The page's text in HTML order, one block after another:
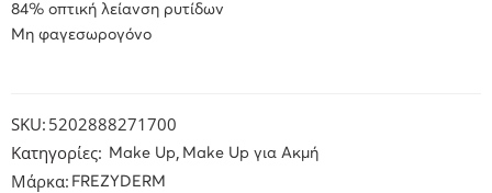
84% οπτική λείανση ρυτίδων
Μη φαγεσωρογόνο
SKU: 5202888271700
Κατηγορίες:
Make Up, Make Up για Ακμή
Μάρκα: FREZYDERM